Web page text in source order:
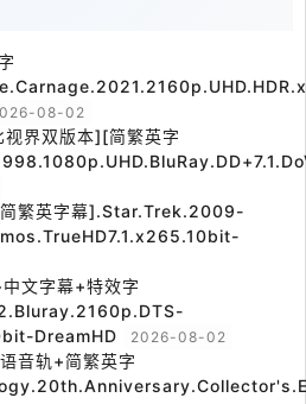
08-02
界双版本][简繁英字
繁英字幕].Star.Trek.2009-
文字幕+特效字
DreamHD
2026-08-02
音轨+简繁英字